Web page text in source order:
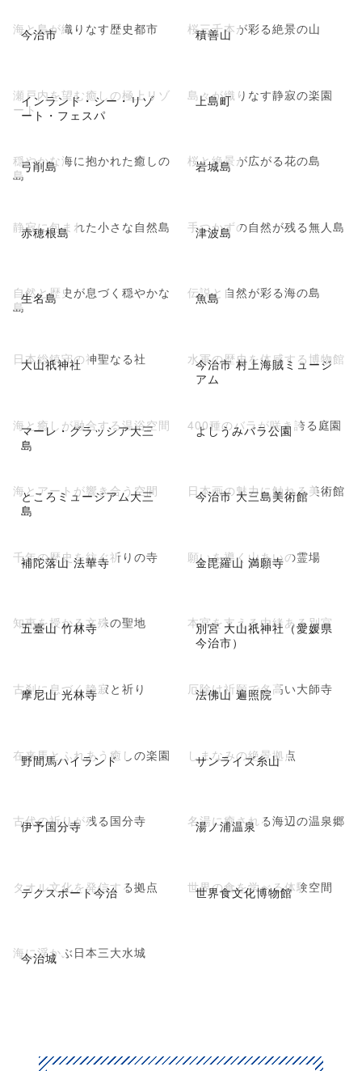
今治市
海と島が織りなす歴史都市 積善山
桜三千本が彩る絶景の山
インランド・シー・リゾ
ート・フェスパ
瀬戸内を望む癒しの極上リゾ
ート
上島町
島々が織りなす静寂の楽園
弓削島
穏やかな海に抱かれた癒しの
島
岩城島
桜と絶景が広がる花の島
赤穂根島
静寂に包まれた小さな自然島 津波島
手つかずの自然が残る無人島
生名島
自然と歴史が息づく穏やかな
島
魚島
伝説と自然が彩る海の島
大山祇神社
日本総鎮守の神聖なる社
今治市 村上海賊ミュージ
アム
水軍の歴史を体感する博物館
マーレ・グラッシア大三
島
海と癒しが融合する温浴空間 よしうみバラ公園
400種のバラが咲き誇る庭園
ところミュージアム大三
島
海とアートが響き合う空間 今治市 大三島美術館
日本画の魅力に触れる美術館
補陀落山 法華寺
千年の歴史を紡ぐ祈りの寺 金毘羅山 満願寺
願いを導く山あいの霊場
五臺山 竹林寺
知恵を授かる文殊の聖地
別宮 大山祇神社（愛媛県
今治市）
本宮を支える由緒ある別宮
摩尼山 光林寺
古刹に息づく静寂と祈り 法佛山 遍照院
厄除け祈願で名高い大師寺
野間馬ハイランド
在来馬とふれあう癒しの楽園 サンライズ糸山
しまなみの絶景拠点
伊予国分寺
古代の祈りが残る国分寺 湯ノ浦温泉
名湯に癒される海辺の温泉郷
テクスポート今治
タオル文化を発信する拠点 世界食文化博物館
世界の食を学べる体験空間
今治城
海に浮かぶ日本三大水城